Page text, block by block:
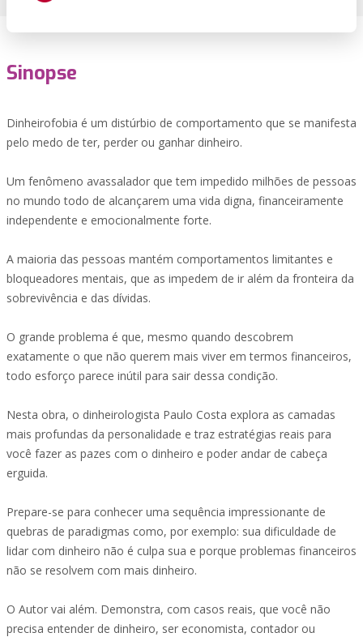
Sinopse
Dinheirofobia é um distúrbio de comportamento que se manifesta
pelo medo de ter, perder ou ganhar dinheiro.
Um fenômeno avassalador que tem impedido milhões de pessoas
no mundo todo de alcançarem uma vida digna, financeiramente
independente e emocionalmente forte.
A maioria das pessoas mantém comportamentos limitantes e
bloqueadores mentais, que as impedem de ir além da fronteira da
sobrevivência e das dívidas.
O grande problema é que, mesmo quando descobrem
exatamente o que não querem mais viver em termos financeiros,
todo esforço parece inútil para sair dessa condição.
Nesta obra, o dinheirologista Paulo Costa explora as camadas
mais profundas da personalidade e traz estratégias reais para
você fazer as pazes com o dinheiro e poder andar de cabeça
erguida.
Prepare-se para conhecer uma sequência impressionante de
quebras de paradigmas como, por exemplo: sua dificuldade de
lidar com dinheiro não é culpa sua e porque problemas financeiros
não se resolvem com mais dinheiro.
O Autor vai além. Demonstra, com casos reais, que você não
precisa entender de dinheiro, ser economista, contador ou